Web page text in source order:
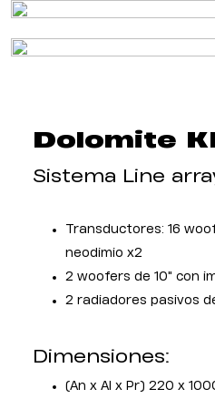
Dolomite
Sistema Line
Transductores: 16
neodimio x2
2 woofers de 10" con
2 radiadores pasivos
Dimensiones:
(An x Al x Pr) 220 x